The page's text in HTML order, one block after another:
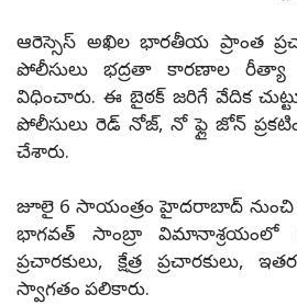
ఆరెస్సెస్ అఖిల భారతీయ ప్రాంత
పోలీసులు భద్రతా కారణాల రీత్యా
విధించారు. ఈ బైఠక్ జరిగే వేదిక
పోలీసులు రెడ్ నోజ్, నో ఫ్లై జోన్
చేశారు.
జూలై 6 సాయంత్రం హైదరాబాద్ నుంచి
భాగవత్ సాంబ్రా విమానాశ్రయంలో
ప్రచారకులు, క్షేత్ర ప్రచారకులు,
స్వాగతం పలికారు.